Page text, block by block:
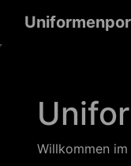
Willkommen